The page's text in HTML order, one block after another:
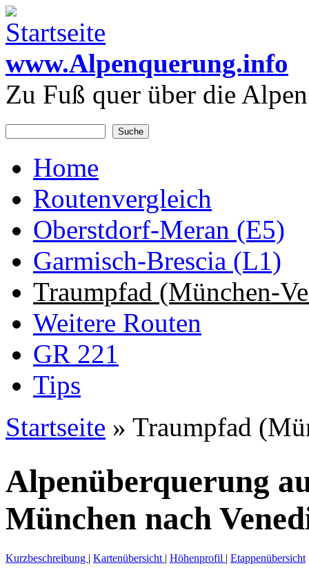
Direkt zum Inhalt
www.Alpenquerung.info
Zu Fuß quer über die Alpen
Hauptmenü
Home
Routenvergleich
Oberstdorf-Meran (E5)
Garmisch-Brescia (L1)
Traumpfad (München-
Weitere Routen
GR 221
Tips
Sie sind hier
Startseite » Traumpfad
Alpenüberquerung
München nach
Kurzbeschreibung | Kartenübersicht | Höhenprofil | Etappenübersicht